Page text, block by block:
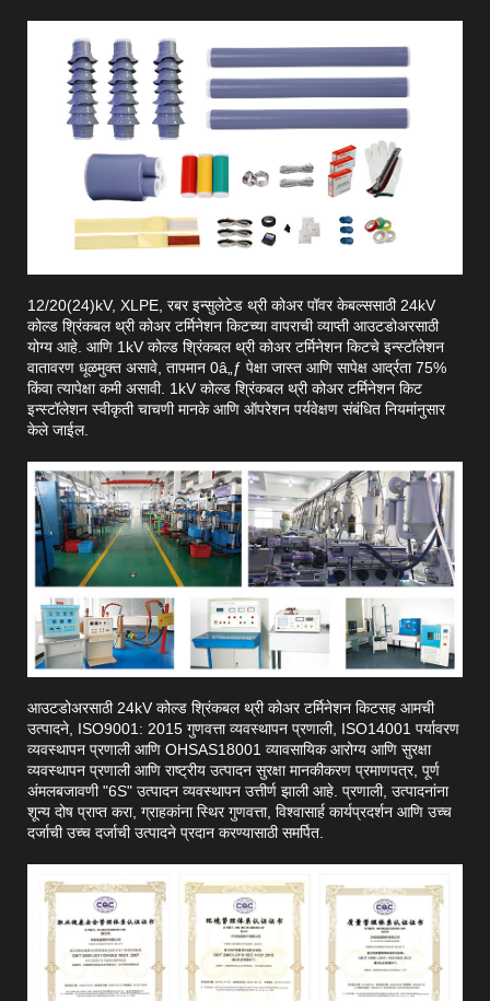
12/20(24)kV, XLPE, रबर इन्सुलेटेड थ्री कोअर पॉवर केबल्ससाठी 24kV
कोल्ड श्रिंकबल थ्री कोअर टर्मिनेशन किटच्या वापराची व्याप्ती आउटडोअरसाठी
योग्य आहे. आणि 1kV कोल्ड श्रिंकबल थ्री कोअर टर्मिनेशन किटचे इन्स्टॉलेशन
वातावरण धूळमुक्त असावे, तापमान 0â„ƒ पेक्षा जास्त आणि सापेक्ष आर्द्रता 75%
किंवा त्यापेक्षा कमी असावी. 1kV कोल्ड श्रिंकबल थ्री कोअर टर्मिनेशन किट
इन्स्टॉलेशन स्वीकृती चाचणी मानके आणि ऑपरेशन पर्यवेक्षण संबंधित नियमांनुसार
केले जाईल.
आउटडोअरसाठी 24kV कोल्ड श्रिंकबल थ्री कोअर टर्मिनेशन किटसह आमची
उत्पादने, ISO9001: 2015 गुणवत्ता व्यवस्थापन प्रणाली, ISO14001 पर्यावरण
व्यवस्थापन प्रणाली आणि OHSAS18001 व्यावसायिक आरोग्य आणि सुरक्षा
व्यवस्थापन प्रणाली आणि राष्ट्रीय उत्पादन सुरक्षा मानकीकरण प्रमाणपत्र, पूर्ण
अंमलबजावणी "6S" उत्पादन व्यवस्थापन उत्तीर्ण झाली आहे. प्रणाली, उत्पादनांना
शून्य दोष प्राप्त करा, ग्राहकांना स्थिर गुणवत्ता, विश्वासार्ह कार्यप्रदर्शन आणि उच्च
दर्जाची उच्च दर्जाची उत्पादने प्रदान करण्यासाठी समर्पित.